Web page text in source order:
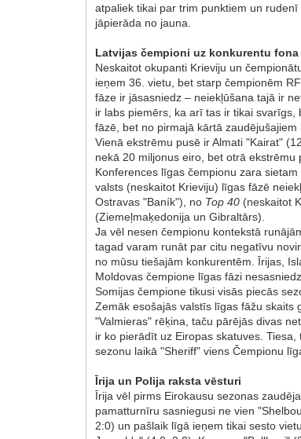
atpaliek tikai par trim punktiem un
jāpierāda no jauna.
Latvijas čempioni uz konkurentu fona
Neskaitot okupanti Krieviju un
ieņem 36. vietu, bet starp čempionēm
fāze ir jāsasniedz – neiekļūšana tajā ir
ir labs piemērs, ka arī tas ir tikai
fāzē, bet no pirmajā kārtā
Vienā ekstrēmu pusē ir Almati "Kairat"
nekā 20 miljonus eiro, bet otrā
Konferences līgas čempionu zara sietam
valsts (neskaitot Krieviju) līgas fāzē
Ostravas "Baník"), no Top 40 (neskaitot
(Ziemeļmaķedonija un Gibraltārs).
Ja vēl nesen čempionu kontekstā
tagad varam runāt par citu negatīvu
no mūsu tiešajām konkurentēm. Īrijas,
Moldovas čempione līgas fāzi
Somijas čempione tikusi visās piecās
Zemāk esošajās valstīs līgas fāžu
"Valmieras" rēķina, taču pārējās divas
ir ko pierādīt uz Eiropas skatuves.
sezonu laikā "Sheriff" viens Čempionu
Īrija un Polija raksta vēsturi
Īrija vēl pirms Eirokausu sezonas
pamatturnīru sasniegusi ne vien
2:0) un pašlaik līgā ieņem tikai sesto